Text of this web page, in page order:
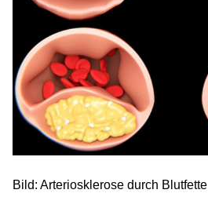
Bild: Arteriosklerose durch Blutfette